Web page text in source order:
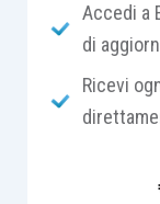
due tipologie :
prima
attivo,
Accedi a
di
Ricevi